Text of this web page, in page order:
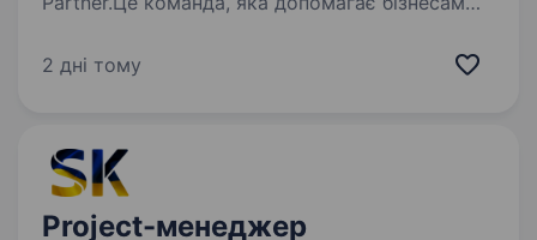
У нашому арсеналі — від SMM до 3D
2 дні тому
Project-менеджер